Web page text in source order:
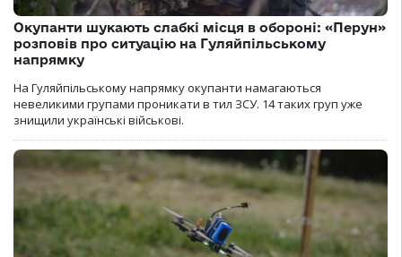
Окупанти шукають слабкі місця в обороні: «Перун»
розповів про ситуацію на Гуляйпільському
напрямку
На Гуляйпільському напрямку окупанти намагаються
невеликими групами проникати в тил ЗСУ. 14 таких груп уже
знищили українські військові.